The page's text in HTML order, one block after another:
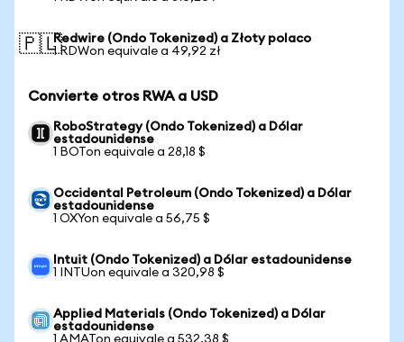
🇵🇱Redwire (Ondo Tokenized) a Złoty polaco
1 RDWon equivale a 49,92 zł
Convierte otros RWA a USD
RoboStrategy (Ondo Tokenized) a Dólar
estadounidense
1 BOTon equivale a 28,18 $
Occidental Petroleum (Ondo Tokenized) a Dólar
estadounidense
1 OXYon equivale a 56,75 $
Intuit (Ondo Tokenized) a Dólar estadounidense
1 INTUon equivale a 320,98 $
Applied Materials (Ondo Tokenized) a Dólar
estadounidense
1 AMATon equivale a 532,38 $